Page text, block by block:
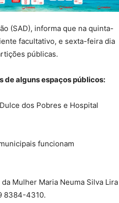
(SAD), informa que na quinta-
facultativo, e sexta-feira dia
públicas.
de alguns espaços públicos:
dos Pobres e Hospital
funcionam
Mulher Maria Neuma Silva Lira
8384-4310.